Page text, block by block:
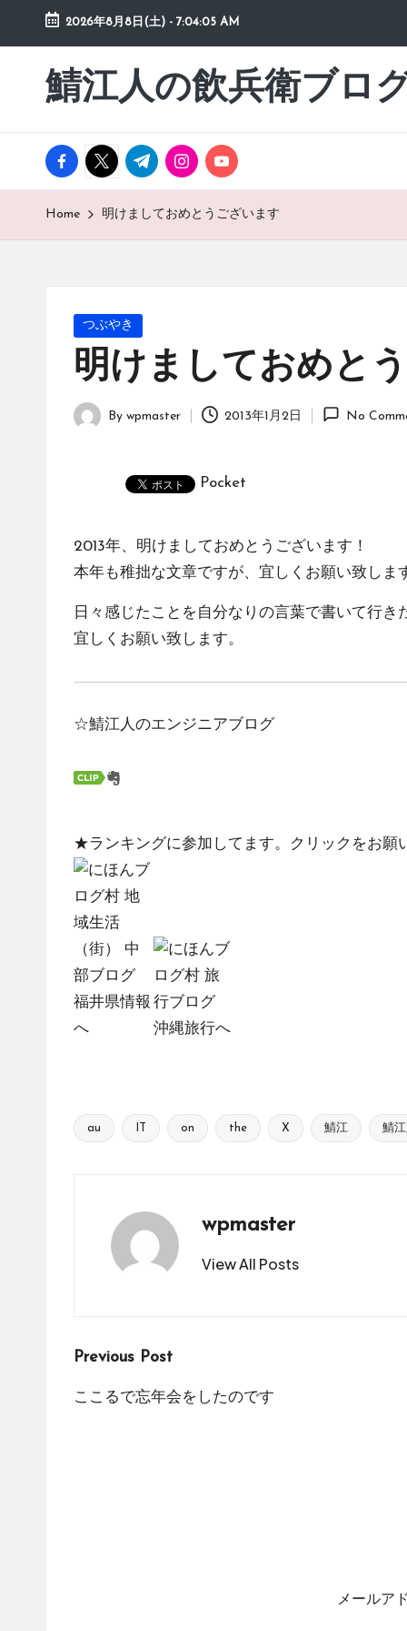
Skip
content
2026年8月8日(土) - 7:04:05 AM
鯖江人の飲兵衛ブロ
日々
の
然
草
facebook.com
twitter.com
t.me instagram.com
youtube.com
Home 明けましておめとうございます
Posted
in
つぶやき
明けましておめと
Posted
By wpmaster 2013年1月2日 No
Pocket
2013年、明けましておめとうございます！
本年も稚拙な文章ですが、宜しくお願い致しま
日々感じたことを自分なりの言葉で書いて行き
宜しくお願い致します。
☆鯖江人のエンジニアブログ
★ランキングに参加してます。クリックをお願
Tags:
au on the X 鯖江 鯖
wpmaster
View All Posts
Post
navigation
Previous Post
ここるで忘年会をしたのです
メールア